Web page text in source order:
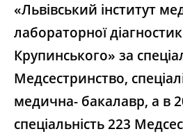
«Львівський інститут
лабораторної
Крупинського» за
Медсестринство,
медична- бакалавр, а в
спеціальність 223